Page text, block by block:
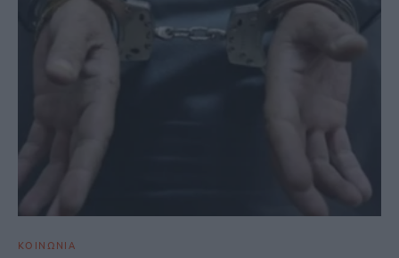
ΚΟΙΝΩΝΙΑ